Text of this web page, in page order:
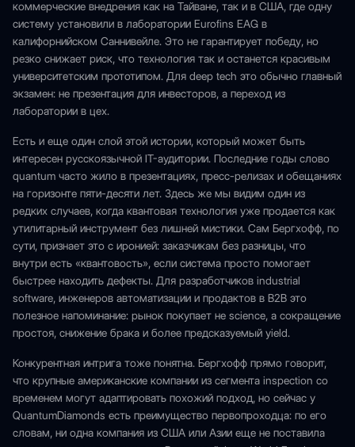
коммерческие внедрения как на Тайване, так и в США, где одну
систему установили в лаборатории Eurofins EAG в
калифорнийском Саннивейле. Это не гарантирует победу, но
резко снижает риск, что технология так и останется красивым
университетским прототипом. Для deep tech это обычно главный
экзамен: не презентация для инвесторов, а переход из
лаборатории в цех.
Есть и еще один слой этой истории, который может быть
интересен русскоязычной IT-аудитории. Последние годы слово
quantum часто жило в презентациях, пресс-релизах и обещаниях
на горизонте пяти-десяти лет. Здесь же мы видим один из
редких случаев, когда квантовая технология уже продается как
утилитарный инструмент без лишней мистики. Сам Бергхофф, по
сути, признает это с иронией: заказчикам без разницы, что
внутри есть «квантовость», если система просто помогает
быстрее находить дефекты. Для разработчиков industrial
software, инженеров автоматизации и продактов в B2B это
полезное напоминание: рынок покупает не science, а сокращение
простоя, снижение брака и более предсказуемый yield.
Конкурентная интрига тоже понятна. Бергхофф прямо говорит,
что крупные американские компании из сегмента inspection со
временем могут адаптировать похожий подход, но сейчас у
QuantumDiamonds есть преимущество первопроходца: по его
словам, ни одна компания из США или Азии еще не поставила